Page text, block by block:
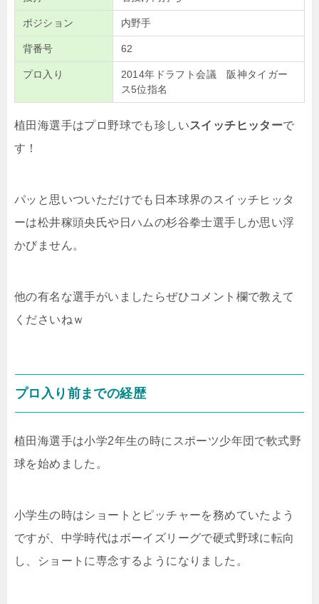
ポジション 内野手
背番号 62
プロ入り
2014年ドラフト会議 阪神タイガー
ス5位指名
植田海選手はプロ野球でも珍しいスイッチヒッターで
す！
パッと思いついただけでも日本球界のスイッチヒッタ
ーは松井稼頭央氏や日ハムの杉谷拳士選手しか思い浮
かびません。
他の有名な選手がいましたらぜひコメント欄で教えて
くださいねｗ
プロ入り前までの経歴
植田海選手は小学2年生の時にスポーツ少年団で軟式野
球を始めました。
小学生の時はショートとピッチャーを務めていたよう
ですが、中学時代はボーイズリーグで硬式野球に転向
し、ショートに専念するようになりました。